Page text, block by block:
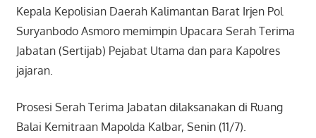
Kepala Kepolisian Daerah Kalimantan Barat Irjen Pol
Suryanbodo Asmoro memimpin Upacara Serah Terima
Jabatan (Sertijab) Pejabat Utama dan para Kapolres
jajaran.
Prosesi Serah Terima Jabatan dilaksanakan di Ruang
Balai Kemitraan Mapolda Kalbar, Senin (11/7).